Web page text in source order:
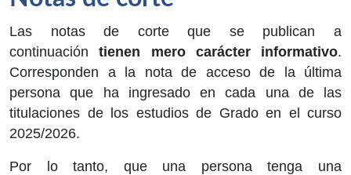
Las notas de corte que se publican a
continuacióntienen mero carácter informativo.
Corresponden a la nota de acceso de la última
persona que ha ingresado en cada una de las
titulaciones de los estudios de Grado en el curso
2025/2026.
Por lo tanto, que una persona tenga una